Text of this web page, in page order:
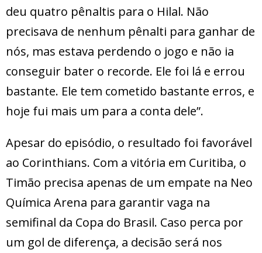
deu quatro pênaltis para o Hilal. Não
precisava de nenhum pênalti para ganhar de
nós, mas estava perdendo o jogo e não ia
conseguir bater o recorde. Ele foi lá e errou
bastante. Ele tem cometido bastante erros, e
hoje fui mais um para a conta dele”.
Apesar do episódio, o resultado foi favorável
ao Corinthians. Com a vitória em Curitiba, o
Timão precisa apenas de um empate na Neo
Química Arena para garantir vaga na
semifinal da Copa do Brasil. Caso perca por
um gol de diferença, a decisão será nos